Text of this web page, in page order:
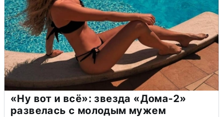
«Ну вот и всё»: звезда «Дома-2»
развелась с молодым мужем